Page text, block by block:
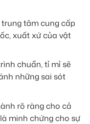
trung tâm cung cấp
xuất xứ của vật
chuẩn, tỉ mỉ sẽ
những sai sót
rõ ràng cho cả
minh chứng cho sự